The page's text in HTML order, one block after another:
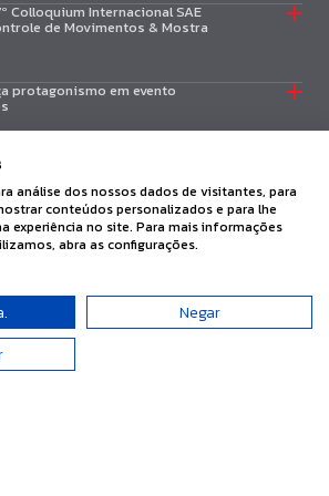
Colloquium Internacional SAE
de Movimentos & Mostra
protagonismo em evento
líquida de R$ 1,2 bilhão
2026
análise dos nossos dados de visitantes, para
conteúdos personalizados e para lhe
experiência no site. Para mais informações
abra as configurações.
Negar